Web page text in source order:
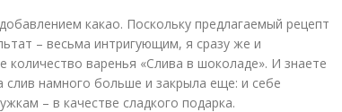
какао. Поскольку предлагаемый рецепт
– весьма интригующим, я сразу же и
варенья «Слива в шоколаде». И знаете
намного больше и закрыла еще: и себе
– в качестве сладкого подарка.